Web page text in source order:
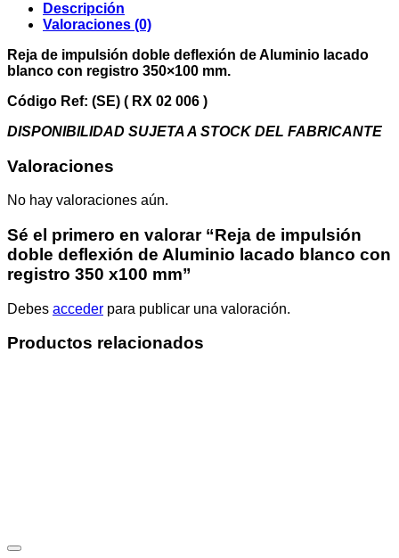
de
Aluminio
lacado
blanco
con
350
mm
Descripción
Valoraciones (0)
Reja de impulsión doble deflexión de Aluminio lacado
blanco con registro 350×100 mm.
Código Ref: (SE) ( RX 02 006 )
DISPONIBILIDAD SUJETA A STOCK DEL FABRICANTE
Valoraciones
No hay valoraciones aún.
Sé el primero en valorar “Reja de impulsión
doble deflexión de Aluminio lacado blanco con
registro 350 x100 mm”
Debes acceder para publicar una valoración.
Productos relacionados